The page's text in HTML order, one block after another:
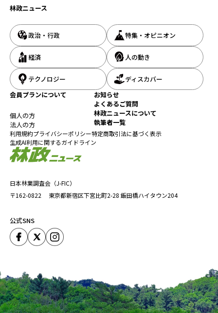
日本林業調査会（J-FIC）
〒162-0822
東京都新宿区下宮比町2-28 飯田橋ハイタウン204
公式SNS
林政ニュース
政治・行政 特集・オピニオン
経済 人の動き
テクノロジー
ディスカバー
会員プランについて
個人の方
法人の方
お知らせ
よくあるご質問
林政ニュースについて
執筆者一覧
利用規約プライバシーポリシー特定商取引法に基づく表示
生成AI利用に関するガイドライン